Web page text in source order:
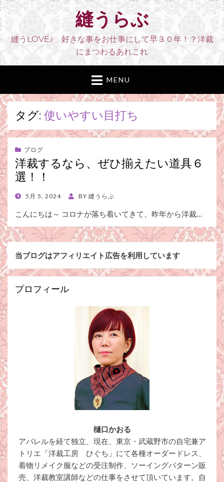
縫うらぶ
縫うLOVE♪ 好きな事をお仕事にして早３０年！？洋裁
にまつわるあれこれ
MENU
タグ: 使いやすい目打ち
ブログ
洋裁するなら、ぜひ揃えたい道具６
選！！
POSTED
5月 5, 2024 BY 縫うらぶ
こんにちは～ コロナが落ち着いてきて、昨年から洋裁…
当ブログはアフィリエイト広告を利用しています
プロフィール
樋口かおる
アパレルを経て独立、現在、東京・武蔵野市の自宅兼ア
トリエ「洋裁工房 ひぐち」にて各種オーダードレス、
着物リメイク服などの受注制作、ソーイングパターン販
売、洋裁教室講師などの仕事をさせて頂いています。自